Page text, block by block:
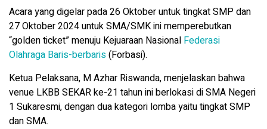
Acara yang digelar pada 26 Oktober untuk tingkat SMP dan
27 Oktober 2024 untuk SMA/SMK ini memperebutkan
“golden ticket” menuju Kejuaraan Nasional Federasi
Olahraga Baris-berbaris(Forbasi).
Ketua Pelaksana, M Azhar Riswanda, menjelaskan bahwa
venue LKBB SEKAR ke-21 tahun ini berlokasi di SMA Negeri
1 Sukaresmi, dengan dua kategori lomba yaitu tingkat SMP
dan SMA.